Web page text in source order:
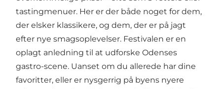
tastingmenuer. Her er der både noget for dem,
der elsker klassikere, og dem, der er på jagt
efter nye smagsoplevelser. Festivalen er en
oplagt anledning til at udforske Odenses
gastro-scene. Uanset om du allerede har dine
favoritter, eller er nysgerrig på byens nyere